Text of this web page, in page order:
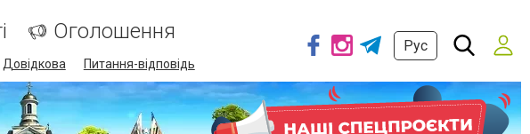
Оголошення
Довідкова Питання-відповідь
Рус